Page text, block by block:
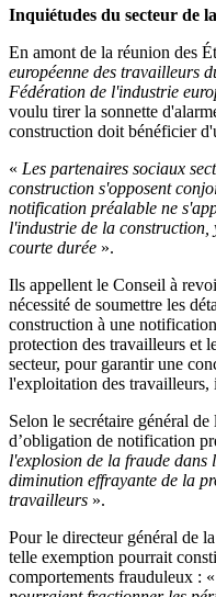
Inquiétudes du secteur de
En amont de la réunion des
européenne des travailleurs
Fédération de l'industrie
voulu tirer la sonnette
construction doit bénéficier
« Les partenaires sociaux
construction s'opposent
notification préalable ne
l'industrie de la construction,
courte durée ».
Ils appellent le Conseil à
nécessité de soumettre les
construction à une
protection des travailleurs et
secteur, pour garantir une
l'exploitation des
Selon le secrétaire général
d’obligation de notification
l'explosion de la fraude dans
diminution effrayante de la
travailleurs ».
Pour le directeur général de
telle exemption pourrait
comportements frauduleux : «